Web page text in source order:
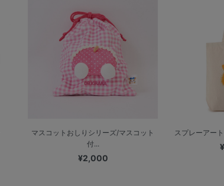
マスコットおしりシリーズ/マスコット
付...
¥2,000
スプレーアー